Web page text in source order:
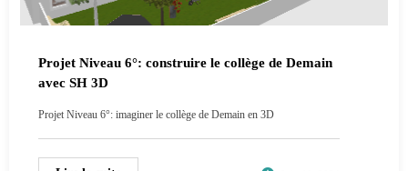
Projet Niveau 6°: construire le collège de Demain
avec SH 3D
Projet Niveau 6°: imaginer le collège de Demain en 3D